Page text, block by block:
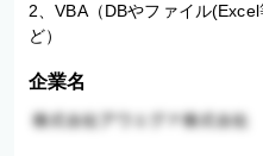
2、VBA（DBやファイル
ど）
企業名